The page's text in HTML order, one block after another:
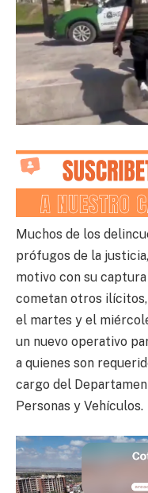
Muchos de los
prófugos de la
motivo con su
cometan otros
el martes y el
un nuevo operativo
a quienes son
cargo del
Personas y Vehículos.